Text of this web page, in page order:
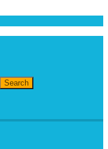
Search